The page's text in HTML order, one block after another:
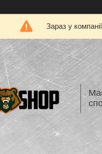
Зараз у